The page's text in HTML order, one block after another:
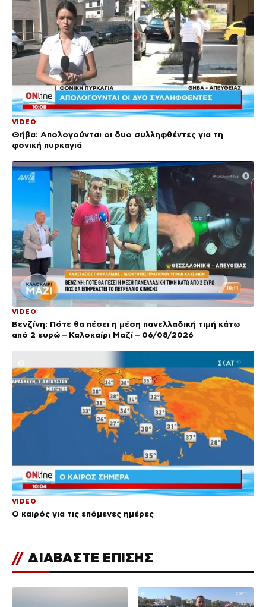
VIDEO
Θήβα: Απολογούνται οι δυο συλληφθέντες για τη
φονική πυρκαγιά
VIDEO
Βενζίνη: Πότε θα πέσει η μέση πανελλαδική τιμή κάτω
από 2 ευρώ – Καλοκαίρι Μαζί – 06/08/2026
VIDEO
Ο καιρός για τις επόμενες ημέρες
// ΔΙΑΒΑΣΤΕ ΕΠΙΣΗΣ